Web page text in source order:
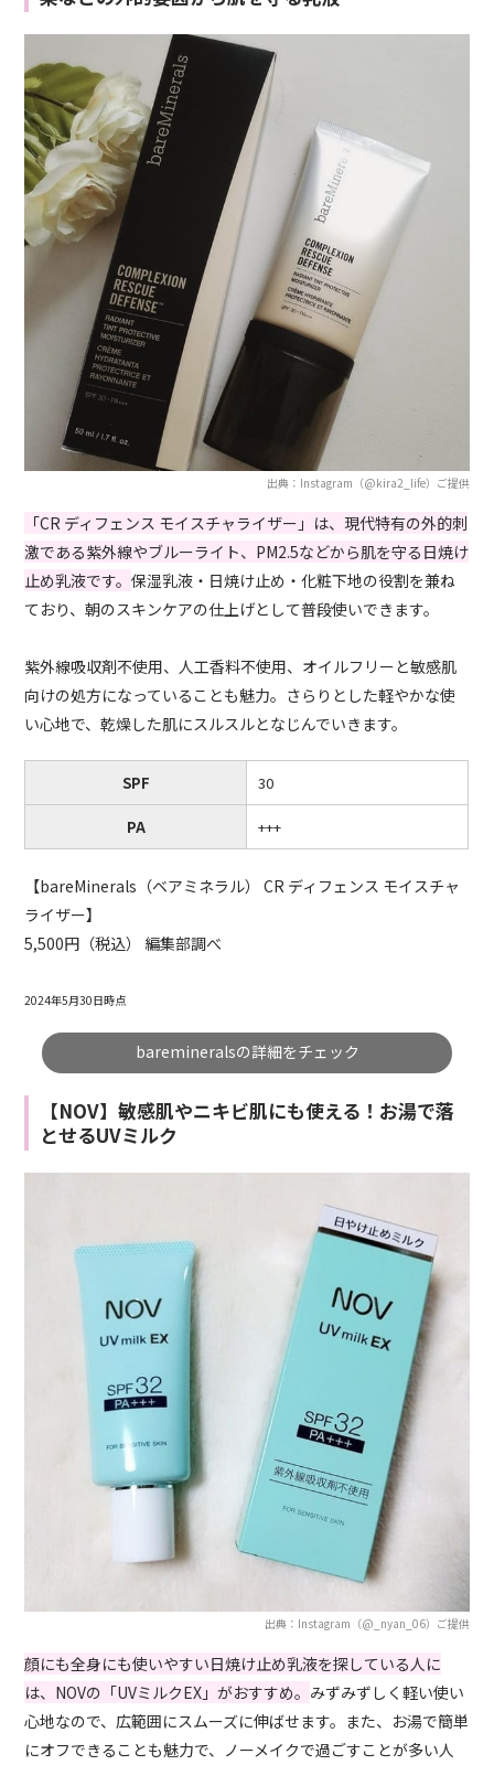
出典：Instagram（@kira2_life）ご提供
「CR ディフェンス モイスチャライザー」は、現代特有の外的刺
激である紫外線やブルーライト、PM2.5などから肌を守る日焼け
止め乳液です。保湿乳液・日焼け止め・化粧下地の役割を兼ね
ており、朝のスキンケアの仕上げとして普段使いできます。
紫外線吸収剤不使用、人工香料不使用、オイルフリーと敏感肌
向けの処方になっていることも魅力。さらりとした軽やかな使
い心地で、乾燥した肌にスルスルとなじんでいきます。
SPF 30
PA +++
【bareMinerals（ベアミネラル） CR ディフェンス モイスチャ
ライザー】
5,500円（税込） 編集部調べ
2024年5月30日時点
baremineralsの詳細をチェック
【NOV】敏感肌やニキビ肌にも使える！お湯で落
とせるUVミルク
出典：Instagram（@_nyan_06）ご提供
顔にも全身にも使いやすい日焼け止め乳液を探している人に
は、NOVの「UVミルクEX」がおすすめ。 みずみずしく軽い使い
心地なので、広範囲にスムーズに伸ばせます。また、お湯で簡単
にオフできることも魅力で、ノーメイクで過ごすことが多い人